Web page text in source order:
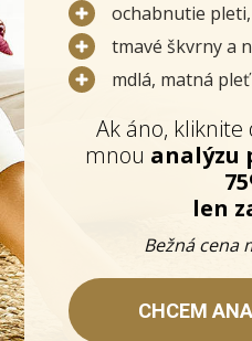
ochabnutie
tmavé škvrny a
mdlá, matná
Ak áno, kliknite
mnou analýzu
len
Bežná cena